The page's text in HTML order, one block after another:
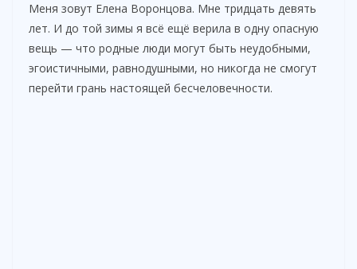
Меня зовут Елена Воронцова. Мне тридцать девять
лет. И до той зимы я всё ещё верила в одну опасную
вещь — что родные люди могут быть неудобными,
эгоистичными, равнодушными, но никогда не смогут
перейти грань настоящей бесчеловечности.